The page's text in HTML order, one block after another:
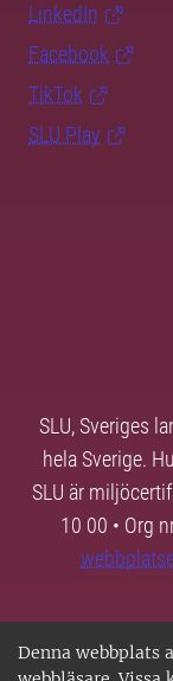
Denna webbplats
LinkedIn
Facebook
TikTok
SLU Play
SLU, Sveriges
hela Sverige.
SLU är
10 00 • Org